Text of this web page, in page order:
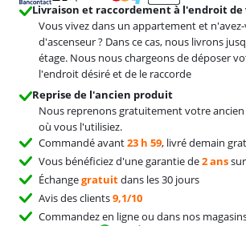
Livraison et raccordement à l'endroit
Vous vivez dans un appartement et
d'ascenseur ? Dans ce cas, nous livrons
étage. Nous nous chargeons de déposer
l'endroit désiré et de le raccorde
Reprise de l'ancien produit
Nous reprenons gratuitement votre
où vous l'utilisiez.
Commandé avant23 h 59, livré demain
Vous bénéficiez d'une garantie de2 ans
Échangegratuitdans les 30 jours
Avis des clients9,1/10
Commandez en ligne ou dans nos